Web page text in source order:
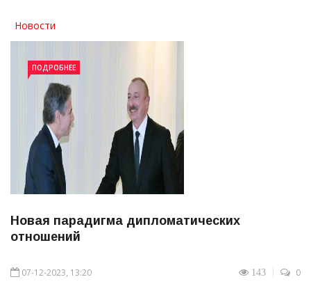
Новости
ПОДРОБНЕЕ
Новая парадигма дипломатических
отношений
07-12-2023, 13:20 143 0